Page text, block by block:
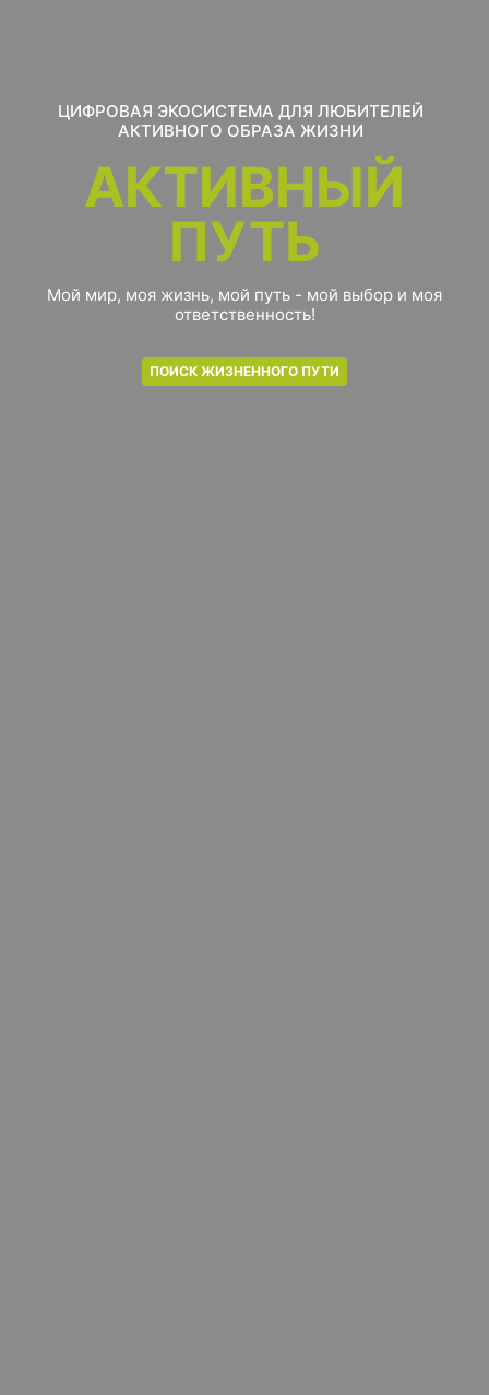
ЦИФРОВАЯ ЭКОСИСТЕМА ДЛЯ ЛЮБИТЕЛЕЙ
АКТИВНОГО ОБРАЗА ЖИЗНИ
АКТИВНЫЙ
ПУТЬ
Мой мир, моя жизнь, мой путь - мой выбор и моя
ответственность!
ПОИСК ЖИЗНЕННОГО ПУТИ